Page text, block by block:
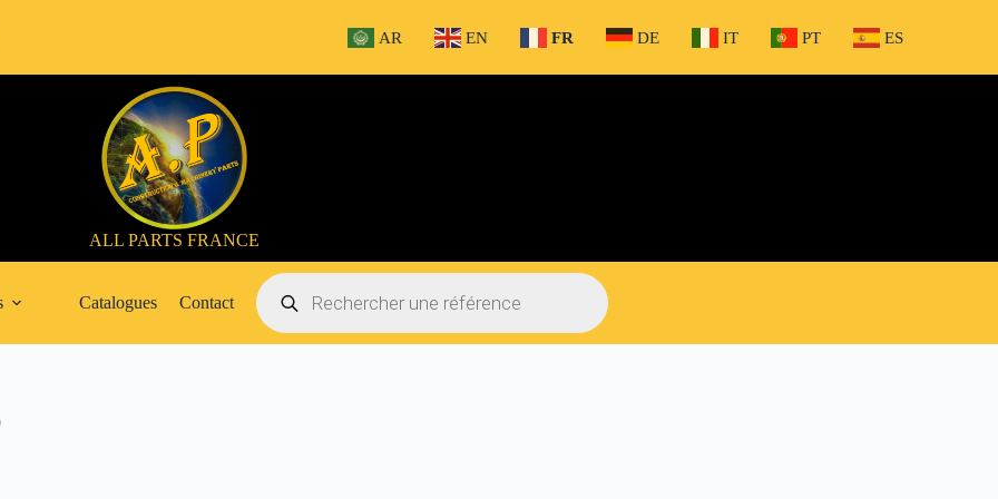
AR EN FR DE IT PT ES
ALL PARTS FRANCE
Catalogues Contact
Recherche
de
produits